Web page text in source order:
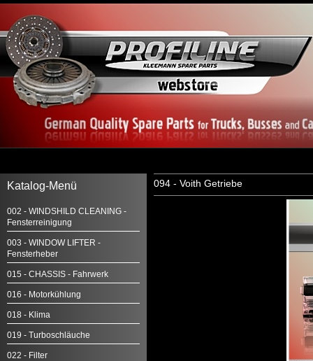
Katalog-Menü
002 - WINDSHILD CLEANING -
Fensterreinigung
003 - WINDOW LIFTER -
Fensterheber
015 - CHASSIS - Fahrwerk
016 - Motorkühlung
018 - Klima
019 - Turboschläuche
022 - Filter
094 - Voith Getriebe